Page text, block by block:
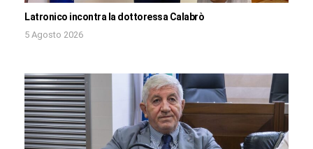
Latronico incontra la dottoressa Calabrò
5 Agosto 2026